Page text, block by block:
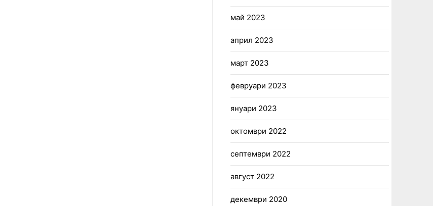
май 2023
април 2023
март 2023
февруари 2023
януари 2023
октомври 2022
септември 2022
август 2022
декември 2020